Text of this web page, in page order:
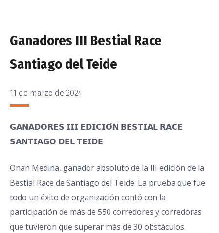
Ganadores III Bestial Race
Santiago del Teide
PUBLICADO
EL
11 de marzo de 2024
𝗚𝗔𝗡𝗔𝗗𝗢𝗥𝗘𝗦 𝗜𝗜𝗜 𝗘𝗗𝗜𝗖𝗜𝗢́𝗡 𝗕𝗘𝗦𝗧𝗜𝗔𝗟 𝗥𝗔𝗖𝗘
𝗦𝗔𝗡𝗧𝗜𝗔𝗚𝗢 𝗗𝗘𝗟 𝗧𝗘𝗜𝗗𝗘
Onan Medina, ganador absoluto de la III edición de la
Bestial Race de Santiago del Teide. La prueba que fue
todo un éxito de organización contó con la
participación de más de 550 corredores y corredoras
que tuvieron que superar más de 30 obstáculos.